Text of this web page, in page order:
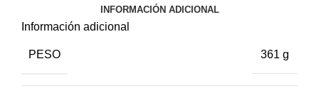
INFORMACIÓN ADICIONAL
Información adicional
PESO 361 g